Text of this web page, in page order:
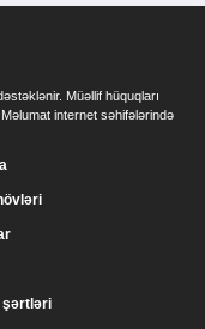
Müəllif hüquqları
internet səhifələrində
şərtləri